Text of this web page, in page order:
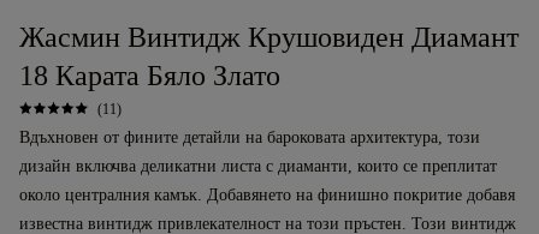
Жасмин Винтидж Крушовиден Диамант
18 Карата Бяло Злато
(11)
Вдъхновен от фините детайли на бароковата архитектура, този
дизайн включва деликатни листа с диаманти, които се преплитат
около централния камък. Добавянето на финишно покритие добавя
известна винтидж привлекателност на този пръстен. Този винтидж